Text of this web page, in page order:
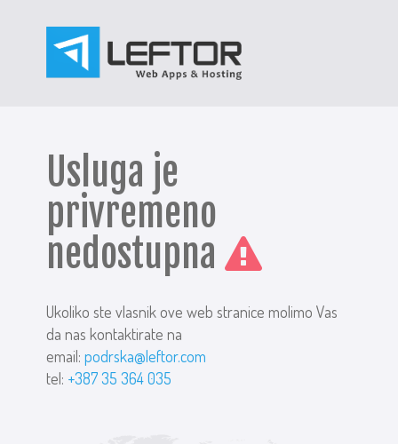
Usluga je
privremeno
nedostupna
Ukoliko ste vlasnik ove web stranice molimo Vas
da nas kontaktirate na
email:podrska@leftor.com
tel: +387 35 364 035